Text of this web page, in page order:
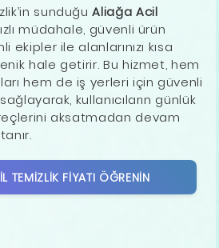
sunduğuAliağa Acil
müdahale, güvenli ürün
ekipler ile alanlarınızı kısa
hale getirir. Bu hizmet, hem
hem de iş yerleri için güvenli
kullanıcıların günlük
aksatmadan devam
TEMIZLIK FIYATI ÖĞRENIN